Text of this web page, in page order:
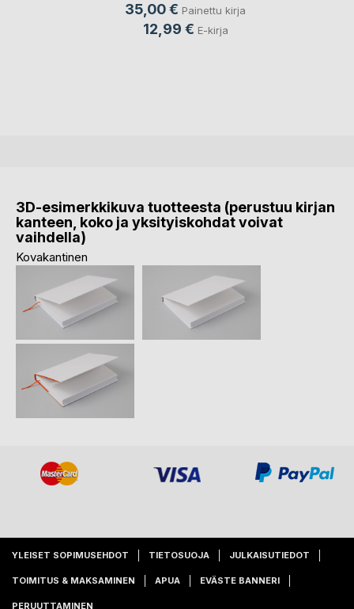
35,00 € Painettu kirja
12,99 € E-kirja
3D-esimerkkikuva tuotteesta (perustuu kirjan
kanteen, koko ja yksityiskohdat voivat
vaihdella)
Kovakantinen
YLEISET SOPIMUSEHDOT TIETOSUOJA JULKAISUTIEDOT
TOIMITUS & MAKSAMINEN APUA EVÄSTE BANNERI
PERUUTTAMINEN